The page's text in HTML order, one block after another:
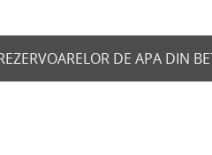
DE APA DIN